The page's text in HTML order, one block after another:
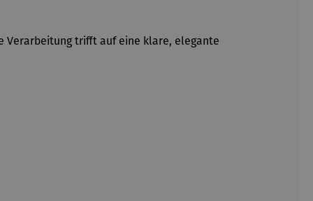
Verarbeitung trifft auf eine klare, elegante